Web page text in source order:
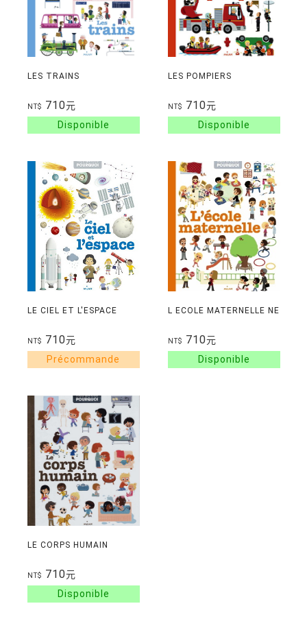
LES TRAINS
NT$ 710元
LES POMPIERS
NT$ 710元
LE CIEL ET L'ESPACE
NT$ 710元
L ECOLE MATERNELLE NE
NT$ 710元
LE CORPS HUMAIN
NT$ 710元